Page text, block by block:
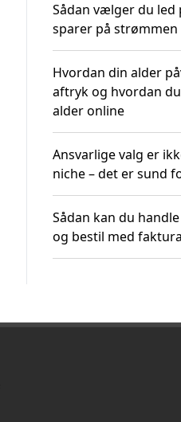
Sådan vælger du
sparer på strømmen
Hvordan din alder
aftryk og hvordan
alder online
Ansvarlige valg er
niche – det er sund
Sådan kan du
og bestil med faktura